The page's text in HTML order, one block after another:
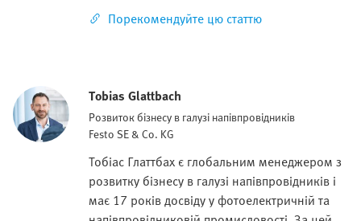
Порекомендуйте цю статтю
Tobias Glattbach
Розвиток бізнесу в галузі напівпровідників
Festo SE & Co. KG
Тобіас Глаттбах є глобальним менеджером з
розвитку бізнесу в галузі напівпровідників і
має 17 років досвіду у фотоелектричній та